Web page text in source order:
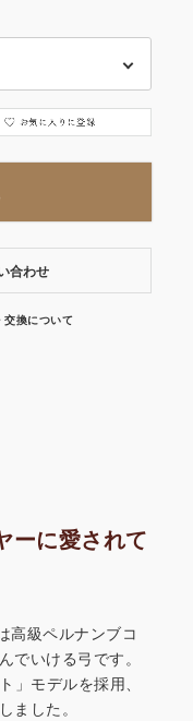
合わせ
交換について
ーに愛されて
高級ペルナンブコ
でいける弓です。
」モデルを採用、
ました。